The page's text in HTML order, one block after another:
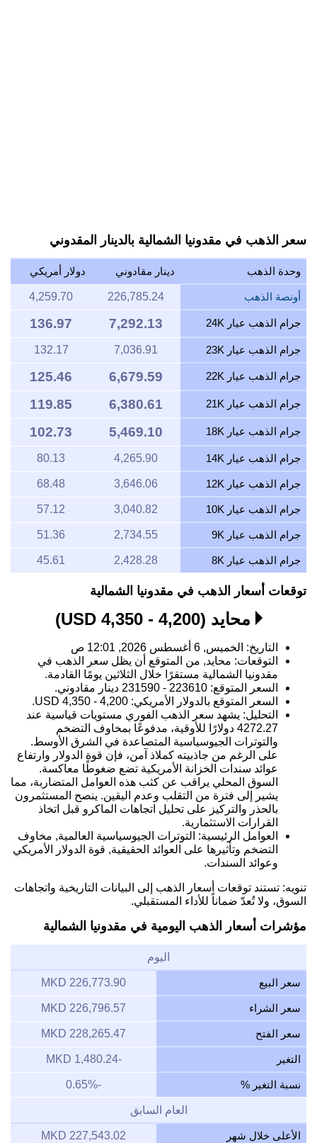
سعر الذهب في مقدونيا الشمالية بالدينار المقدوني
وحدة الذهب دينار مقادوني دولار أمريكي
أونصة الذهب 226,785.24
4,259.70
جرام الذهب عيار 24K 7,292.13
136.97
جرام الذهب عيار 23K 7,036.91
132.17
جرام الذهب عيار 22K 6,679.59
125.46
جرام الذهب عيار 21K 6,380.61
119.85
جرام الذهب عيار 18K 5,469.10
102.73
جرام الذهب عيار 14K 4,265.90
80.13
جرام الذهب عيار 12K 3,646.06
68.48
جرام الذهب عيار 10K 3,040.82
57.12
جرام الذهب عيار 9K 2,734.55
51.36
جرام الذهب عيار 8K 2,428.28
45.61
توقعات أسعار الذهب في مقدونيا الشمالية
محايد (4,200 - 4,350 USD)
التاريخ: الخميس, 6 أغسطس 2026, 12:01 ص
التوقعات: محايد, من المتوقع أن يظل سعر الذهب في
مقدونيا الشمالية مستقرًا خلال الثلاثين يومًا القادمة.
السعر المتوقع: 223610 - 231590 دينار مقادوني.
السعر المتوقع بالدولار الأمريكي: 4,200 - 4,350 USD.
التحليل: يشهد سعر الذهب الفوري مستويات قياسية عند
4272.27 دولارًا للأوقية، مدفوعًا بمخاوف التضخم
والتوترات الجيوسياسية المتصاعدة في الشرق الأوسط.
على الرغم من جاذبيته كملاذ آمن، فإن قوة الدولار وارتفاع
عوائد سندات الخزانة الأمريكية تضع ضغوطًا معاكسة.
السوق المحلي يراقب عن كثب هذه العوامل المتضاربة، مما
يشير إلى فترة من التقلب وعدم اليقين. ينصح المستثمرون
بالحذر والتركيز على تحليل اتجاهات الماكرو قبل اتخاذ
القرارات الاستثمارية.
العوامل الرئيسية: التوترات الجيوسياسية العالمية, مخاوف
التضخم وتأثيرها على العوائد الحقيقية, قوة الدولار الأمريكي
وعوائد السندات.
تنويه: تستند توقعات أسعار الذهب إلى البيانات التاريخية واتجاهات
السوق، ولا تُعدّ ضماناً للأداء المستقبلي.
مؤشرات أسعار الذهب اليومية في مقدونيا الشمالية
اليوم
سعر البيع 226,773.90 MKD
سعر الشراء 226,796.57 MKD
سعر الفتح 228,265.47 MKD
التغير -1,480.24 MKD
نسبة التغير % -0.65%
العام السابق
الأعلى خلال شهر 227,543.02 MKD